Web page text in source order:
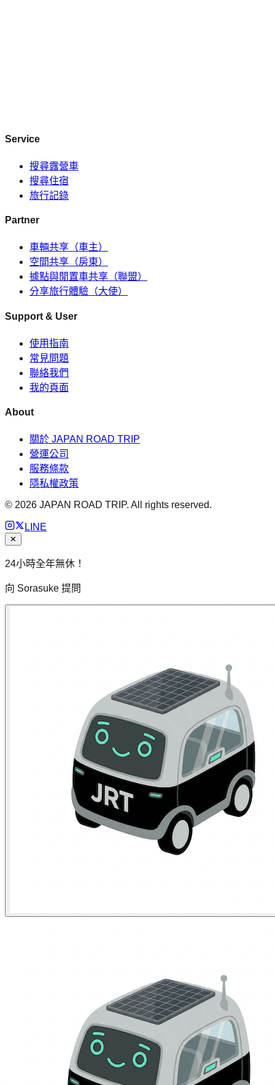
Service
搜尋露營車
搜尋住宿
旅行記錄
Partner
車輛共享（車主）
空間共享（房東）
據點與閒置車共享（聯盟）
分享旅行體驗（大使）
Support & User
使用指南
常見問題
聯絡我們
我的頁面
About
關於 JAPAN ROAD TRIP
營運公司
服務條款
隱私權政策
© 2026 JAPAN ROAD TRIP. All rights reserved.
LINE
✕
24小時全年無休！
向 Sorasuke 提問